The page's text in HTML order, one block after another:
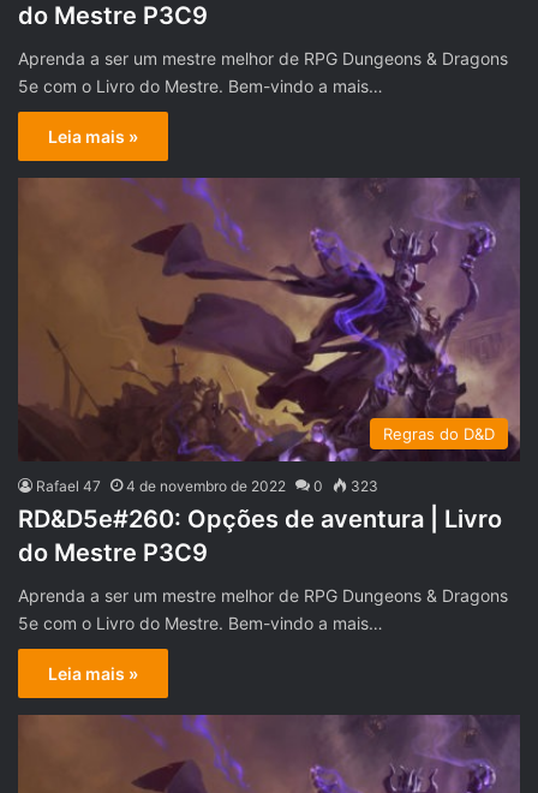
do Mestre P3C9
Aprenda a ser um mestre melhor de RPG Dungeons & Dragons
5e com o Livro do Mestre. Bem-vindo a mais…
Leia mais »
Regras do D&D
Rafael 47 4 de novembro de 2022 0 323
RD&D5e#260: Opções de aventura | Livro
do Mestre P3C9
Aprenda a ser um mestre melhor de RPG Dungeons & Dragons
5e com o Livro do Mestre. Bem-vindo a mais…
Leia mais »